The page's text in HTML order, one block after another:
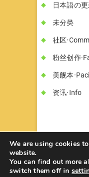
日本語の
未分类
社区
粉丝创作
美舰本
资讯·Info
© 2026书墓
by:Theme
We are using cookies
website.
You can find out more
switch them off in